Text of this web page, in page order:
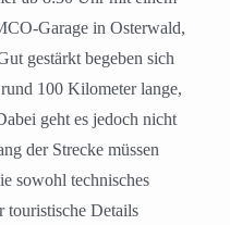
Garage in Osterwald,
gestärkt begeben sich
100 Kilometer lange,
geht es jedoch nicht
der Strecke müssen
sowohl technisches
touristische Details